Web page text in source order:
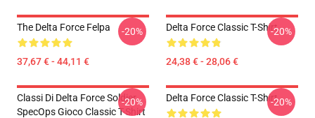
The Delta Force Felpa
37,67 € - 44,11 €
-20% Delta Force Classic T-Shirt
24,38 € - 28,06 €
-20%
Classi Di Delta Force Soldier
SpecOps Gioco Classic T-Shirt
-20% Delta Force Classic T-Shirt-20%